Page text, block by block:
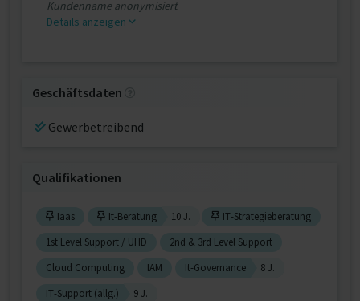
Kundenname anonymisiert
Details anzeigen
Geschäftsdaten
Gewerbetreibend
Qualifikationen
Iaas It-Beratung 10 J.
IT-Strategieberatung
1st Level Support / UHD
2nd & 3rd Level Support
Cloud Computing
IAM It-Governance
8 J.
IT-Support (allg.)
9 J.